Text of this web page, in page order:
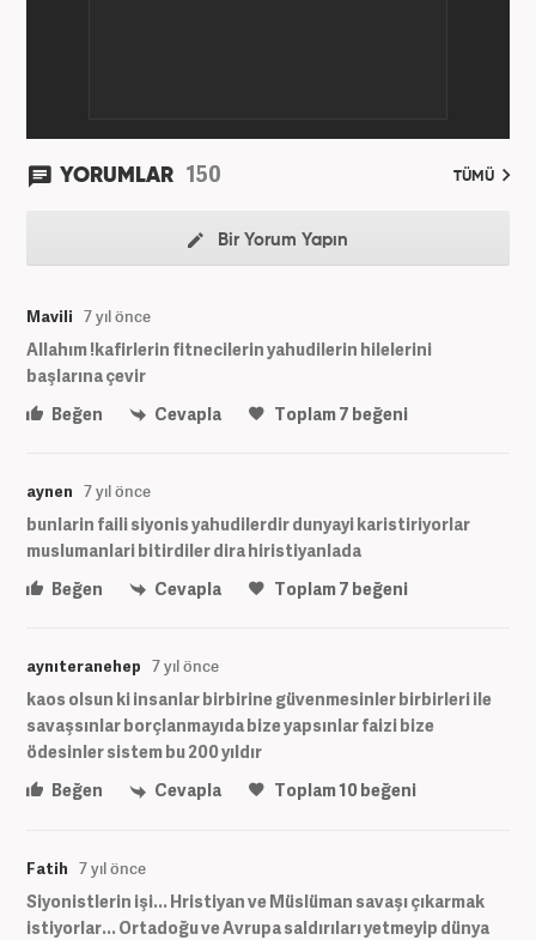
YORUMLAR 150 TÜMÜ
Bir Yorum Yapın
Mavili 7 yıl önce
Allahım !kafirlerin fitnecilerin yahudilerin hilelerini
başlarına çevir
Beğen
Cevapla Toplam7 beğeni
aynen 7 yıl önce
bunlarin faili siyonis yahudilerdir dunyayi karistiriyorlar
muslumanlari bitirdiler dira hiristiyanlada
Beğen
Cevapla Toplam7 beğeni
aynıteranehep 7 yıl önce
kaos olsun ki insanlar birbirine güvenmesinler birbirleri ile
savaşsınlar borçlanmayıda bize yapsınlar faizi bize
ödesinler sistem bu 200 yıldır
Beğen
Cevapla Toplam10beğeni
Fatih 7 yıl önce
Siyonistlerin işi... Hristiyan ve Müslüman savaşı çıkarmak
istiyorlar... Ortadoğu ve Avrupa saldırıları yetmeyip dünya